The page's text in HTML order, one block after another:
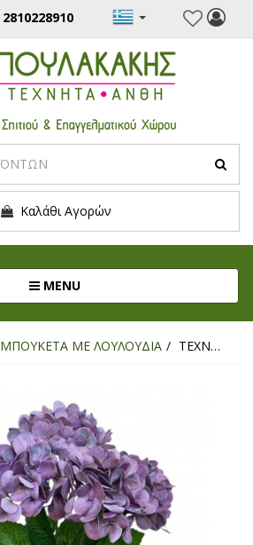
2810228910
Καλάθι Αγορών
MENUToggle navigation
ΜΠΟΥΚΕΤΑ ΜΕ ΛΟΥΛΟΥΔΙΑ ΤΕΧΝΗΤΟ ΜΠΟΥΚΕΤΟ ΟΡΤΑΝΣΙΑ ΜΩΒ REAL TOUCH 44ΕΚ.